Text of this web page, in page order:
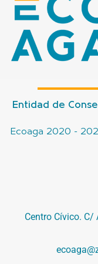
Entidad de
Ecoaga 2020 -
Centro Cívico. C/